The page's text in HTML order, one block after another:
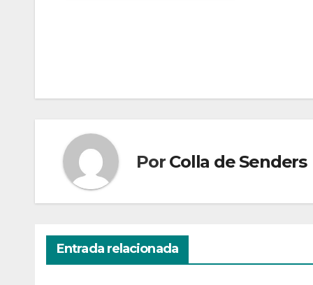
Por Colla de Senders
Entrada relacionada